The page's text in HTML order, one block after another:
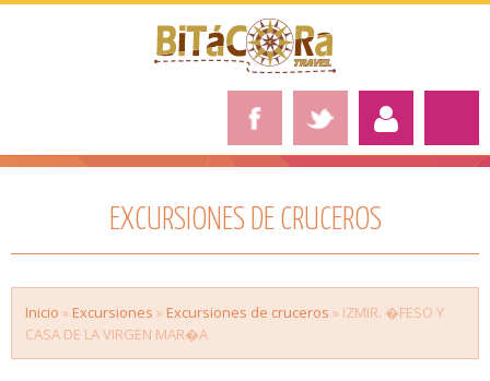
EXCURSIONES DE CRUCEROS
Inicio » Excursiones » Excursiones de cruceros » IZMIR. �FESO Y
CASA DE LA VIRGEN MAR�A